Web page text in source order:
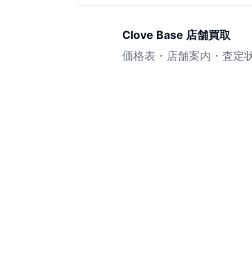
Clove Base 店舗買取
価格表・店舗案内・査定